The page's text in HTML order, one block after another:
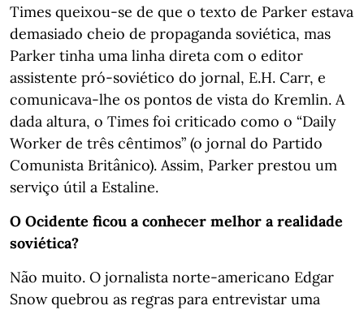
Times queixou-se de que o texto de Parker estava
demasiado cheio de propaganda soviética, mas
Parker tinha uma linha direta com o editor
assistente pró-soviético do jornal, E.H. Carr, e
comunicava-lhe os pontos de vista do Kremlin. A
dada altura, o Times foi criticado como o “Daily
Worker de três cêntimos” (o jornal do Partido
Comunista Britânico). Assim, Parker prestou um
serviço útil a Estaline.
O Ocidente ficou a conhecer melhor a realidade
soviética?
Não muito. O jornalista norte-americano Edgar
Snow quebrou as regras para entrevistar uma